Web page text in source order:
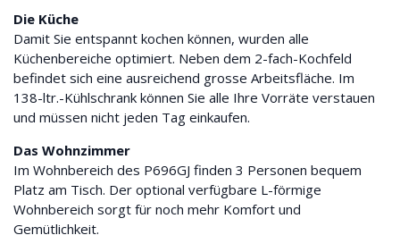
Die Küche
Damit Sie entspannt kochen können, wurden alle
Küchenbereiche optimiert. Neben dem 2-fach-Kochfeld
befindet sich eine ausreichend grosse Arbeitsfläche. Im
138-ltr.-Kühlschrank können Sie alle Ihre Vorräte verstauen
und müssen nicht jeden Tag einkaufen.
Das Wohnzimmer
Im Wohnbereich des P696GJ finden 3 Personen bequem
Platz am Tisch. Der optional verfügbare L-förmige
Wohnbereich sorgt für noch mehr Komfort und
Gemütlichkeit.